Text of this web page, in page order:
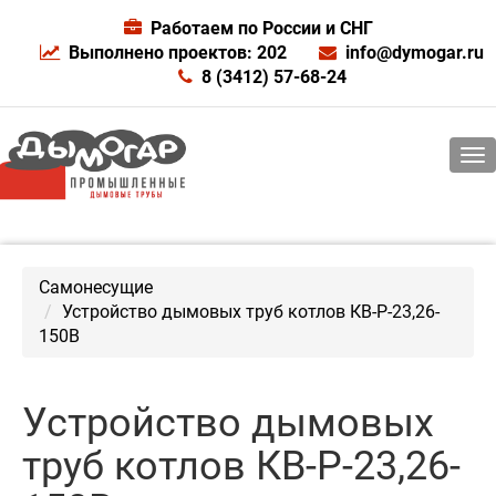
Работаем по России и СНГ
Выполнено проектов: 202
info@dymogar.ru
8 (3412) 57-68-24
Самонесущие
Устройство дымовых труб котлов КВ-Р-23,26-
150В
Устройство дымовых
труб котлов КВ-Р-23,26-